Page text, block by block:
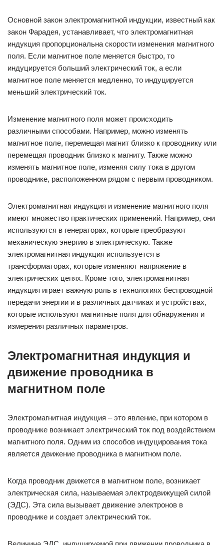
Основной закон электромагнитной индукции, известный как
закон Фарадея, устанавливает, что электромагнитная
индукция пропорциональна скорости изменения магнитного
поля. Если магнитное поле меняется быстро, то
индуцируется больший электрический ток, а если
магнитное поле меняется медленно, то индуцируется
меньший электрический ток.
Изменение магнитного поля может происходить
различными способами. Например, можно изменять
магнитное поле, перемещая магнит близко к проводнику или
перемещая проводник близко к магниту. Также можно
изменять магнитное поле, изменяя силу тока в другом
проводнике, расположенном рядом с первым проводником.
Электромагнитная индукция и изменение магнитного поля
имеют множество практических применений. Например, они
используются в генераторах, которые преобразуют
механическую энергию в электрическую. Также
электромагнитная индукция используется в
трансформаторах, которые изменяют напряжение в
электрических цепях. Кроме того, электромагнитная
индукция играет важную роль в технологиях беспроводной
передачи энергии и в различных датчиках и устройствах,
которые используют магнитные поля для обнаружения и
измерения различных параметров.
Электромагнитная индукция и
движение проводника в
магнитном поле
Электромагнитная индукция – это явление, при котором в
проводнике возникает электрический ток под воздействием
магнитного поля. Одним из способов индуцирования тока
является движение проводника в магнитном поле.
Когда проводник движется в магнитном поле, возникает
электрическая сила, называемая электродвижущей силой
(ЭДС). Эта сила вызывает движение электронов в
проводнике и создает электрический ток.